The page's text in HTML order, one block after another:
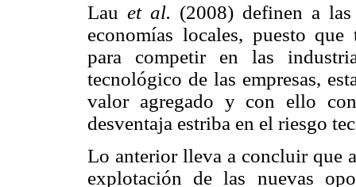
Lau et al. (2008) definen a
economías locales, puesto
para competir en las
tecnológico de las empresas,
valor agregado y con ello
desventaja estriba en el riesgo
Lo anterior lleva a concluir que
explotación de las nuevas